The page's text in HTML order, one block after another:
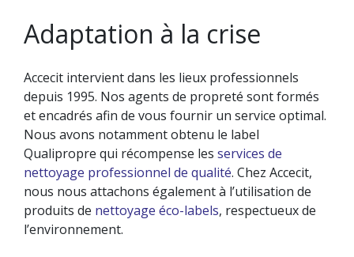
Adaptation à la crise
Accecit intervient dans les lieux professionnels
depuis 1995. Nos agents de propreté sont formés
et encadrés afin de vous fournir un service optimal.
Nous avons notamment obtenu le label
Qualipropre qui récompense les services de
nettoyage professionnel de qualité. Chez Accecit,
nous nous attachons également à l’utilisation de
produits de nettoyage éco-labels, respectueux de
l’environnement.